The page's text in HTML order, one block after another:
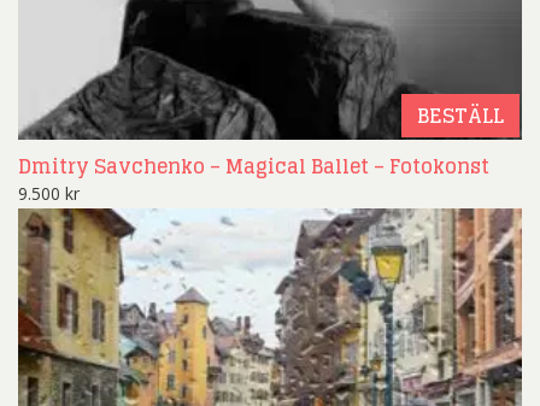
BESTÄLL
Dmitry Savchenko – Magical Ballet – Fotokonst
9.500 kr